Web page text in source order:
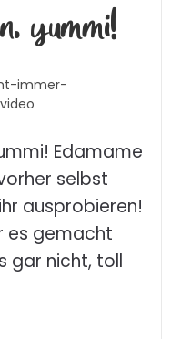
yummi!
immer-
Edamame
selbst
ausprobieren!
es gemacht
gar nicht, toll